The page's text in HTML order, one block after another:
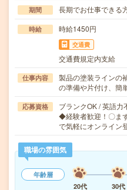
期間 長期でお仕事できる
時給 時給1450円
交通費
交通費規定内支給
仕事内容
製品の塗装ラインの
の準備や片付け、簡
応募資格
ブランクOK / 英語力
◆経験者歓迎！〇ま
で気軽にオンライ
職場の雰囲気
年齢層
20代
30代